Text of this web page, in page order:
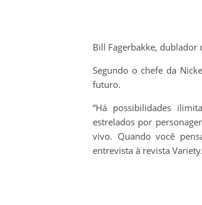
Bill Fagerbakke, dublador
Segundo o chefe da
futuro.
“Há possibilidades
estrelados por
vivo. Quando você
entrevista à revista Variety.